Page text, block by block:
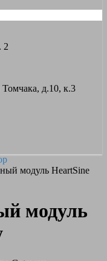
2
Томчака, д.10, к.3
модуль HeartSine
модуль